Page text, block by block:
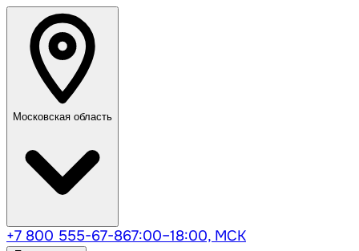
Московская область
+7 800 555-67-867:00–18:00, МСК